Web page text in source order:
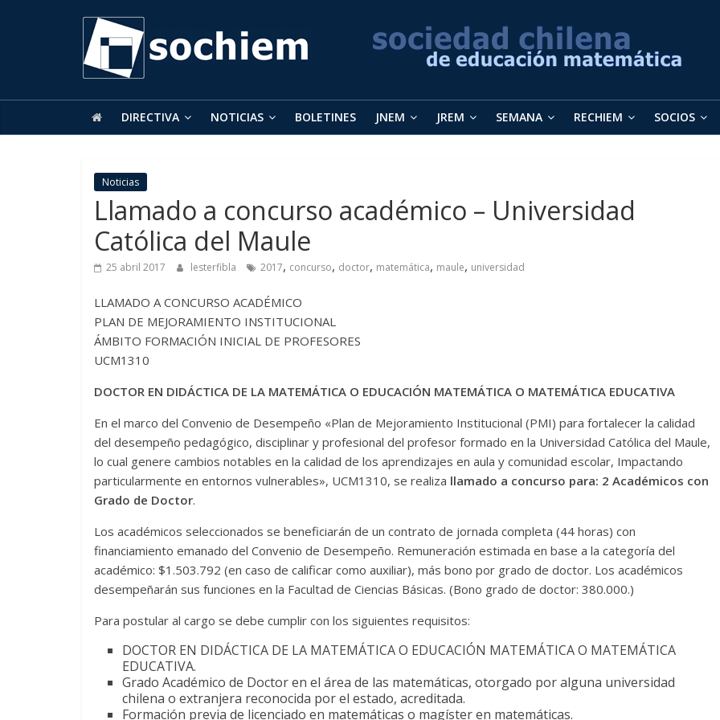
SOCHIEM
Sociedad
Educación
DIRECTIVA NOTICIAS BOLETINES JNEM JREM SEMANA RECHIEM SOCIOS
Noticias
Llamado a concurso académico – Universidad
Católica del Maule
25 abril 2017 lesterfibla 2017, concurso, doctor, matemática, maule, universidad
LLAMADO A CONCURSO ACADÉMICO
PLAN DE MEJORAMIENTO INSTITUCIONAL
ÁMBITO FORMACIÓN INICIAL DE PROFESORES
UCM1310
DOCTOR EN DIDÁCTICA DE LA MATEMÁTICA O EDUCACIÓN MATEMÁTICA O MATEMÁTICA EDUCATIVA
En el marco del Convenio de Desempeño «Plan de Mejoramiento Institucional (PMI) para fortalecer la calidad
del desempeño pedagógico, disciplinar y profesional del profesor formado en la Universidad Católica del Maule,
lo cual genere cambios notables en la calidad de los aprendizajes en aula y comunidad escolar, Impactando
particularmente en entornos vulnerables», UCM1310, se realiza llamado a concurso para: 2 Académicos con
Grado de Doctor.
Los académicos seleccionados se beneficiarán de un contrato de jornada completa (44 horas) con
financiamiento emanado del Convenio de Desempeño. Remuneración estimada en base a la categoría del
académico: $1.503.792 (en caso de calificar como auxiliar), más bono por grado de doctor. Los académicos
desempeñarán sus funciones en la Facultad de Ciencias Básicas. (Bono grado de doctor: 380.000.)
Para postular al cargo se debe cumplir con los siguientes requisitos:
DOCTOR EN DIDÁCTICA DE LA MATEMÁTICA O EDUCACIÓN MATEMÁTICA O MATEMÁTICA
EDUCATIVA.
Grado Académico de Doctor en el área de las matemáticas, otorgado por alguna universidad
chilena o extranjera reconocida por el estado, acreditada.
Formación previa de licenciado en matemáticas o magíster en matemáticas.